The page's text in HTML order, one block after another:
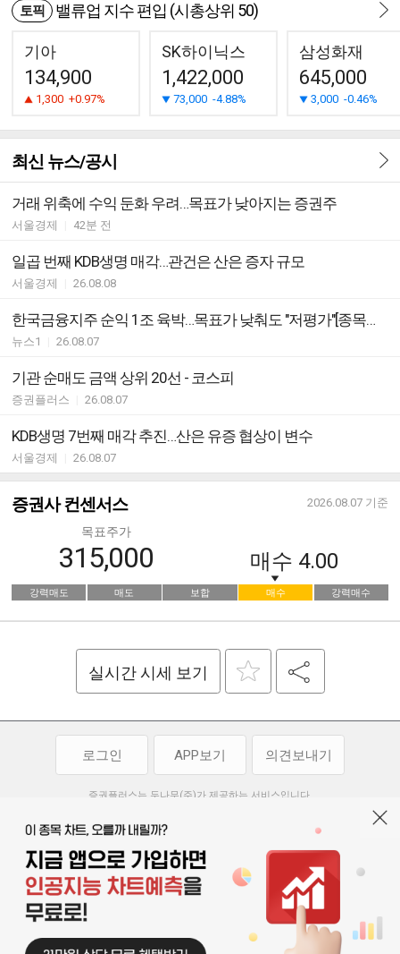
토픽 밸류업 지수 편입 (시총상위 50)
기아
134,900
1,300 +0.97%
SK하이닉스
1,422,000
73,000 -4.88%
삼성화재
645,000
3,000 -0.46%
최신 뉴스/공시
거래 위축에 수익 둔화 우려…목표가 낮아지는 증권주
서울경제 42분 전
일곱 번째 KDB생명 매각…관건은 산은 증자 규모
서울경제 26.08.08
한국금융지주 순익 1조 육박…목표가 낮춰도 "저평가"[종목현미경]
뉴스1 26.08.07
기관 순매도 금액 상위 20선 - 코스피
증권플러스 26.08.07
KDB생명 7번째 매각 추진…산은 유증 협상이 변수
서울경제 26.08.07
증권사 컨센서스 2026.08.07 기준
목표주가
315,000 매수 4.00
강력매도 매도 보합 매수 강력매수
실시간 시세 보기
로그인 APP보기 의견보내기
증권플러스는 두나무(주)가 제공하는 서비스입니다.
투자 참고사항이며, 정보 제공 과정에서 오류나 지연이 발생할 수 있습니다.
두나무(주)는 제공된 정보에 의한 투자 결과에 대하여 법적인 책임을
부담하지 않습니다. 본 서비스에서 제공되는 정보의 무단 배포를 금합니다.
이용약관 | 청소년보호정책 개인정보처리방침
기사배열 기본방침 | 고객센터 |
오픈소스 라이선스
서울특별시 서초구 강남대로 369, 15층
사업자 등록번호 119-86-54968
| 기사배열 책임자 : 박동규